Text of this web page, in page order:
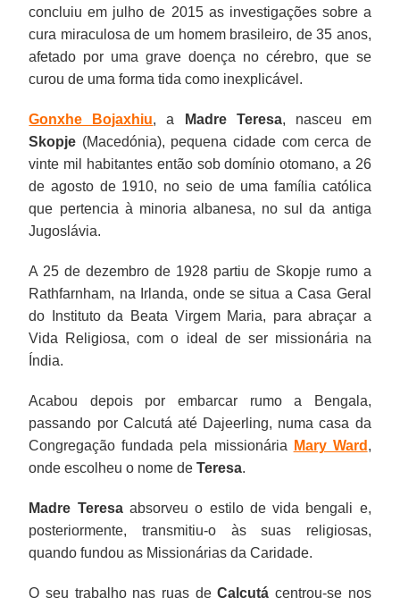
concluiu em julho de 2015 as investigações sobre a
cura miraculosa de um homem brasileiro, de 35 anos,
afetado por uma grave doença no cérebro, que se
curou de uma forma tida como inexplicável.
Gonxhe Bojaxhiu, a Madre Teresa, nasceu em
Skopje (Macedónia), pequena cidade com cerca de
vinte mil habitantes então sob domínio otomano, a 26
de agosto de 1910, no seio de uma família católica
que pertencia à minoria albanesa, no sul da antiga
Jugoslávia.
A 25 de dezembro de 1928 partiu de Skopje rumo a
Rathfarnham, na Irlanda, onde se situa a Casa Geral
do Instituto da Beata Virgem Maria, para abraçar a
Vida Religiosa, com o ideal de ser missionária na
Índia.
Acabou depois por embarcar rumo a Bengala,
passando por Calcutá até Dajeerling, numa casa da
Congregação fundada pela missionária
Mary Ward ,
onde escolheu o nome deTeresa.
Madre Teresaabsorveu o estilo de vida bengali e,
posteriormente, transmitiu-o às suas religiosas,
quando fundou as Missionárias da Caridade.
O seu trabalho nas ruas deCalcutá centrou-se nos